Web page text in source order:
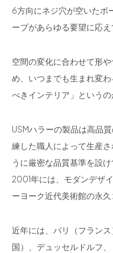
6方向にネジ穴が空いたボ
ーブがあらゆる要望に応え
空間の変化に合わせて形
め、いつまでも生まれ変
べきインテリア」というの
USMハラーの製品は高品
練した職人によって生産
うに厳密な品質基準を設け
2001年には、モダンデザ
ーヨーク近代美術館の永久
近年には、パリ（フラン
国）、デュッセルドルフ